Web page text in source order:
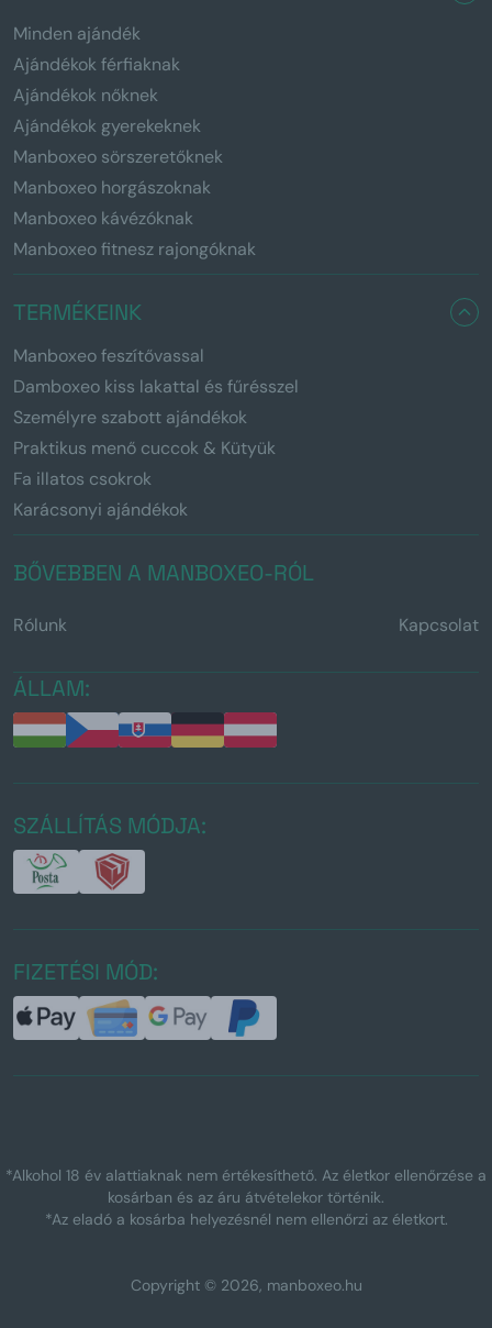
Minden ajándék
Ajándékok férfiaknak
Ajándékok nőknek
Ajándékok gyerekeknek
Manboxeo sörszeretőknek
Manboxeo horgászoknak
Manboxeo kávézóknak
Manboxeo fitnesz rajongóknak
TERMÉKEINK
Manboxeo feszítővassal
Damboxeo kiss lakattal és fűrésszel
Személyre szabott ajándékok
Praktikus menő cuccok & Kütyük
Fa illatos csokrok
Karácsonyi ajándékok
BŐVEBBEN A MANBOXEO-RÓL
Rólunk Kapcsolat
ÁLLAM:
SZÁLLÍTÁS MÓDJA:
FIZETÉSI MÓD:
*Alkohol 18 év alattiaknak nem értékesíthető. Az életkor ellenőrzése a
kosárban és az áru átvételekor történik.
*Az eladó a kosárba helyezésnél nem ellenőrzi az életkort.
Copyright © 2026, manboxeo.hu